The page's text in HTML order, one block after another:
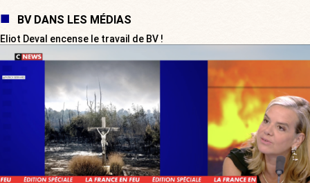
BV DANS LES MÉDIAS
Eliot Deval encense le travail de BV !